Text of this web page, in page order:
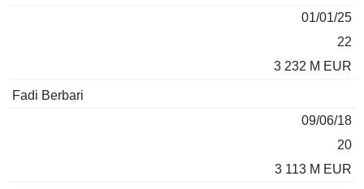
01/01/25
22
3 232 M EUR
Fadi Berbari
09/06/18
20
3 113 M EUR